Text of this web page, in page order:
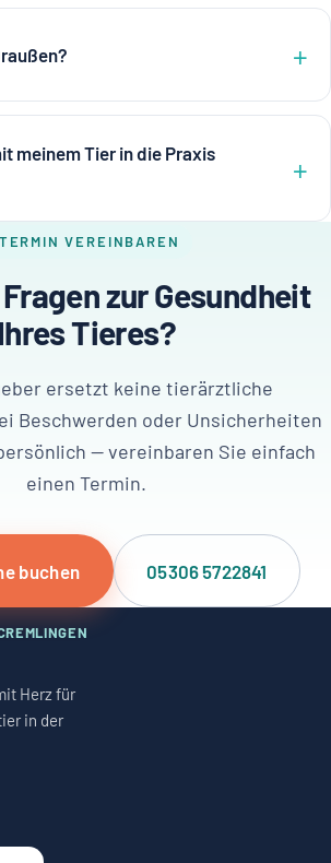
meinem Tier in die Praxis
VEREINBAREN
zur Gesundheit
Tieres?
ersetzt keine tierärztliche
Beschwerden oder Unsicherheiten
— vereinbaren Sie einfach
einen Termin.
buchen 05306 5722841
Herz für
in der